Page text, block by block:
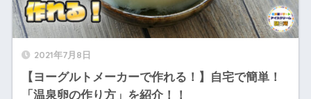
2021年7月8日
【ヨーグルトメーカーで作れる！】自宅で簡単！
「温泉卵の作り方」を紹介！！